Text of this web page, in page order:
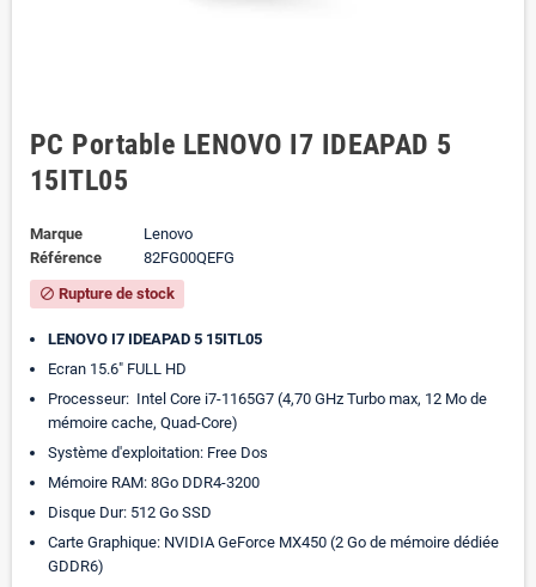
PC Portable LENOVO I7 IDEAPAD 5
15ITL05
Marque
Lenovo
Référence
82FG00QEFG
block Rupture de stock
LENOVO I7 IDEAPAD 5 15ITL05
Ecran 15.6" FULL HD
Processeur: Intel Core i7-1165G7 (4,70 GHz Turbo max, 12 Mo de
mémoire cache, Quad-Core)
Système d'exploitation: Free Dos
Mémoire RAM: 8Go DDR4-3200
Disque Dur: 512 Go SSD
Carte Graphique: NVIDIA GeForce MX450 (2 Go de mémoire dédiée
GDDR6)